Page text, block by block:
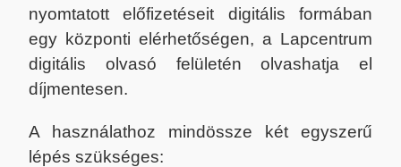
nyomtatott előfizetéseit digitális formában
egy központi elérhetőségen, a Lapcentrum
digitális olvasó felületén olvashatja el
díjmentesen.
A használathoz mindössze két egyszerű
lépés szükséges: